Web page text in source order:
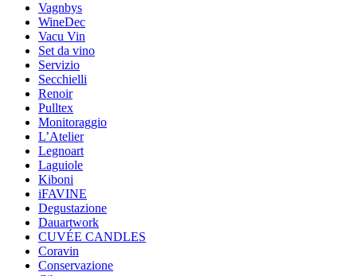
Larghezza (cm)
Profondità (cm)
Vagnbys
WineDec
Vacu Vin
Set da vino
Servizio
Secchielli
Renoir
Pulltex
Monitoraggio
L’Atelier
Legnoart
Laguiole
Kiboni
iFAVINE
Degustazione
Dauartwork
CUVÉE CANDLES
Coravin
Conservazione